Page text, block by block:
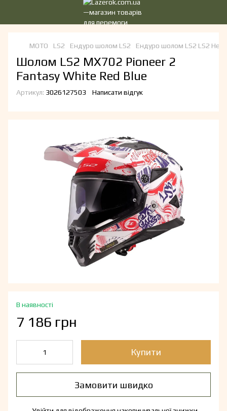
МОТО LS2 Ендуро шолом LS2 Ендуро шолом LS2 LS2
Шолом LS2 MX702 Pioneer 2
Fantasy White Red Blue
Артикул: 3026127503 Написати відгук
В наявності
7 186 грн
Купити
Замовити швидко